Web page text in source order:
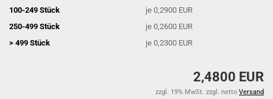
100-249 Stück
je 0,2900 EUR
250-499 Stück
je 0,2600 EUR
> 499 Stück
je 0,2300 EUR
2,4800 EUR
zzgl. 19% MwSt. zzgl. netto Versand